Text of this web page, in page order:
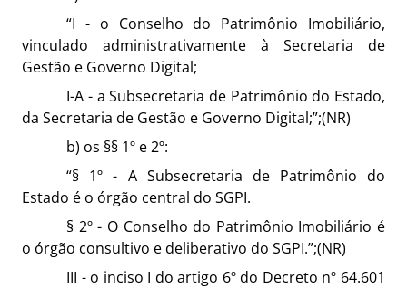
“I - o Conselho do Patrimônio Imobiliário,
vinculado administrativamente à Secretaria de
Gestão e Governo Digital;
I-A - a Subsecretaria de Patrimônio do Estado,
da Secretaria de Gestão e Governo Digital;”;(NR)
b) os §§ 1º e 2º:
“§ 1º - A Subsecretaria de Patrimônio do
Estado é o órgão central do SGPI.
§ 2º - O Conselho do Patrimônio Imobiliário é
o órgão consultivo e deliberativo do SGPI.”;(NR)
III - o inciso I do artigo 6º do Decreto nº 64.601